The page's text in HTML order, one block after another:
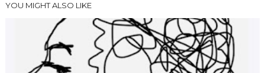
YOU MIGHT ALSO LIKE